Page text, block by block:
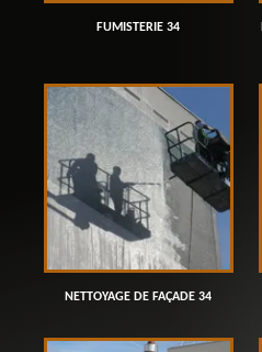
FUMISTERIE 34
NETTOYAGE DE FAÇADE 34